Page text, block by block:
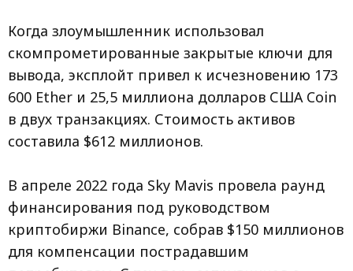
Когда злоумышленник использовал
скомпрометированные закрытые ключи для
вывода, эксплойт привел к исчезновению 173
600 Ether и 25,5 миллиона долларов США Coin
в двух транзакциях. Стоимость активов
составила $612 миллионов.
В апреле 2022 года Sky Mavis провела раунд
финансирования под руководством
криптобиржи Binance, собрав $150 миллионов
для компенсации пострадавшим